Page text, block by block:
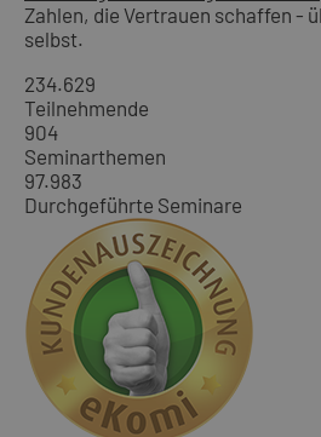
Zahlen, die Vertrauen schaffen -
selbst.
234.629
Teilnehmende
904
Seminarthemen
97.983
Durchgeführte Seminare